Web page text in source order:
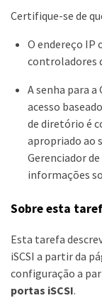
Certifique-se de
O endereço IP
controladores
A senha para
acesso
de diretório é
apropriado ao
Gerenciador
informações
Sobre esta
Esta tarefa
iSCSI a partir da
configuração a
portas iSCSI.